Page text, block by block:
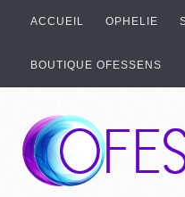
ACCUEIL OPHELIE
BOUTIQUE OFESSENS